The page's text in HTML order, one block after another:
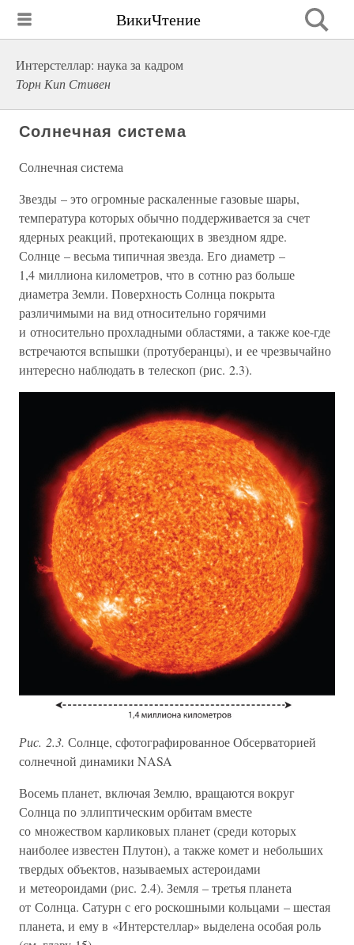
ВикиЧтение
Интерстеллар: наука за кадром
Торн Кип Стивен
Солнечная система
Солнечная система
Звезды – это огромные раскаленные газовые шары,
температура которых обычно поддерживается за счет
ядерных реакций, протекающих в звездном ядре.
Солнце – весьма типичная звезда. Его диаметр –
1,4 миллиона километров, что в сотню раз больше
диаметра Земли. Поверхность Солнца покрыта
различимыми на вид относительно горячими
и относительно прохладными областями, а также кое-где
встречаются вспышки (протуберанцы), и ее чрезвычайно
интересно наблюдать в телескоп (рис. 2.3).
Рис. 2.3. Солнце, сфотографированное Обсерваторией
солнечной динамики NASA
Восемь планет, включая Землю, вращаются вокруг
Солнца по эллиптическим орбитам вместе
со множеством карликовых планет (среди которых
наиболее известен Плутон), а также комет и небольших
твердых объектов, называемых астероидами
и метеороидами (рис. 2.4). Земля – третья планета
от Солнца. Сатурн с его роскошными кольцами – шестая
планета, и ему в «Интерстеллар» выделена особая роль